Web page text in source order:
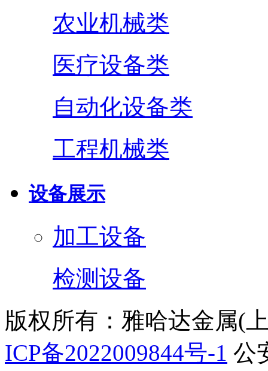
农业机械类
医疗设备类
自动化设备类
工程机械类
设备展示
加工设备
检测设备
版权所有：雅哈达金属(
ICP备2022009844号-1 公